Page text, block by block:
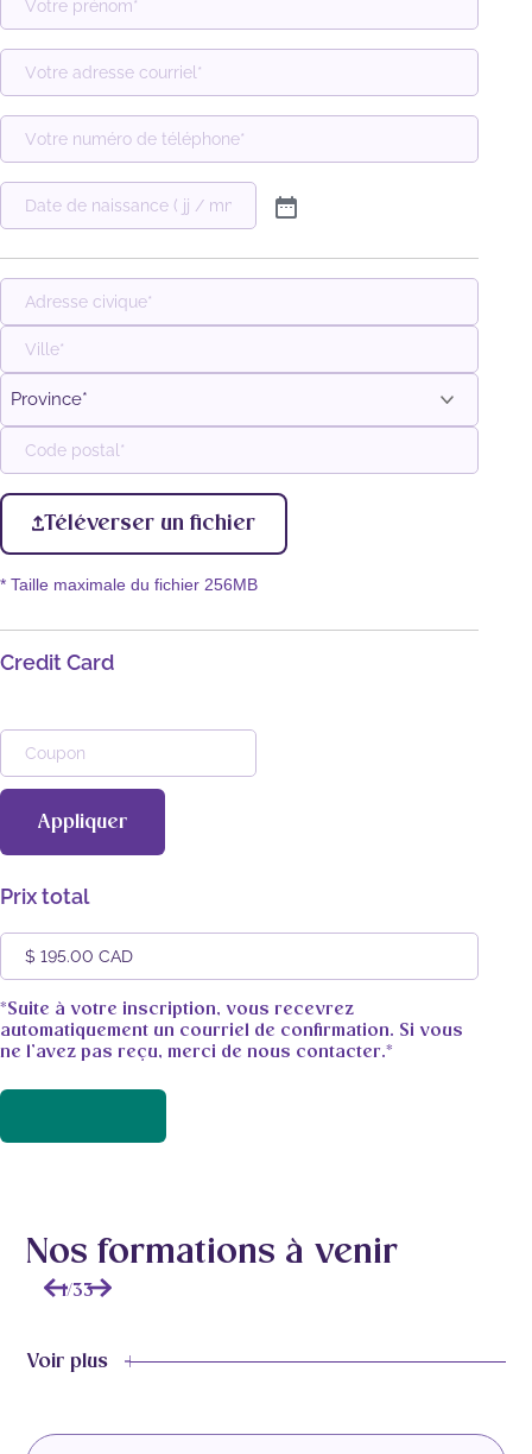
Adresse
postale
Ville
Province
Code
postalTéléverser un fichier
* Taille maximale du fichier 256MB
Credit Card
Prix total
*Suite à votre inscription, vous recevrez
automatiquement un courriel de confirmation. Si vous
ne l’avez pas reçu, merci de nous contacter.*
Nos formations à venir
1/33
Voir plus
Présentiel